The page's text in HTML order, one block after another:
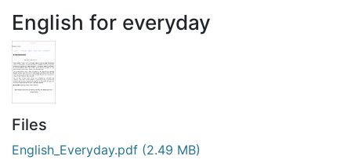
English for everyday
Files
English_Everyday.pdf (2.49 MB)